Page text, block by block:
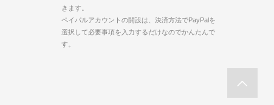
きます。
ペイパルアカウントの開設は、決済方法でPayPalを
選択して必要事項を入力するだけなのでかんたんで
す。